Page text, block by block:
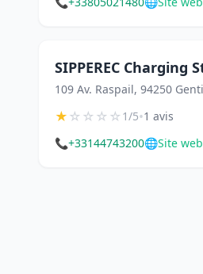
SIPPEREC Charging
109 Av. Raspail, 94250
★☆☆☆☆1/5•1 avis
📞+33144743200🌐Site web